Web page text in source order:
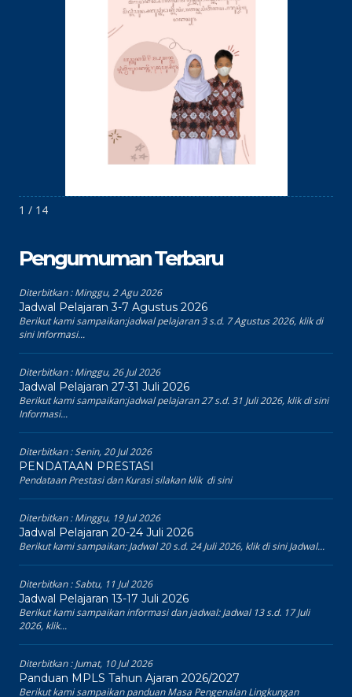
1 / 14
Pengumuman Terbaru
Diterbitkan :Minggu, 2 Agu 2026
Jadwal Pelajaran 3-7 Agustus 2026
Berikut kami sampaikan:jadwal pelajaran 3 s.d. 7 Agustus 2026, klik di
sini Informasi...
Diterbitkan :Minggu, 26 Jul 2026
Jadwal Pelajaran 27-31 Juli 2026
Berikut kami sampaikan:jadwal pelajaran 27 s.d. 31 Juli 2026, klik di sini
Informasi...
Diterbitkan :Senin, 20 Jul 2026
PENDATAAN PRESTASI
Pendataan Prestasi dan Kurasi silakan klik di sini
Diterbitkan :Minggu, 19 Jul 2026
Jadwal Pelajaran 20-24 Juli 2026
Berikut kami sampaikan: Jadwal 20 s.d. 24 Juli 2026, klik di sini Jadwal...
Diterbitkan :Sabtu, 11 Jul 2026
Jadwal Pelajaran 13-17 Juli 2026
Berikut kami sampaikan informasi dan jadwal: Jadwal 13 s.d. 17 Juli
2026, klik...
Diterbitkan :Jumat, 10 Jul 2026
Panduan MPLS Tahun Ajaran 2026/2027
Berikut kami sampaikan panduan Masa Pengenalan Lingkungan